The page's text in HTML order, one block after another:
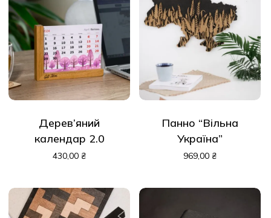
Дерев’яний
календар 2.0
430,00 ₴
Панно “Вільна
Україна”
969,00 ₴